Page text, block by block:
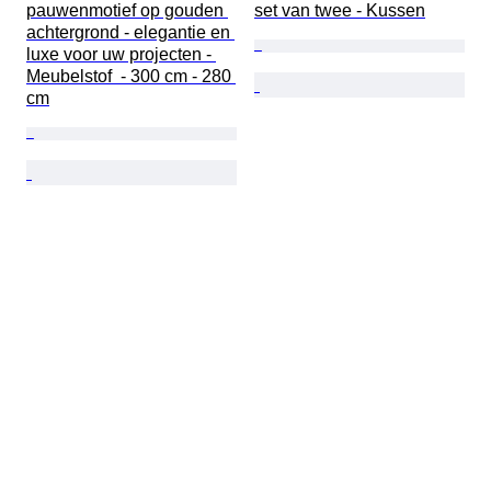
pauwenmotief op gouden
achtergrond - elegantie en
luxe voor uw projecten -
Meubelstof  - 300 cm - 280
cm
set van twee - Kussen